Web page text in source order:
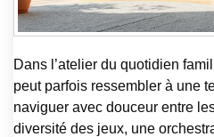
Dans l’atelier du quotidien
peut parfois ressembler à une
naviguer avec douceur entre
diversité des jeux, une